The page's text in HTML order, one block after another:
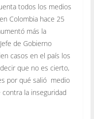
todos los medios
Colombia hace 25
más la
de Gobierno
casos en el país los
que no es cierto,
por qué salió medio
la inseguridad